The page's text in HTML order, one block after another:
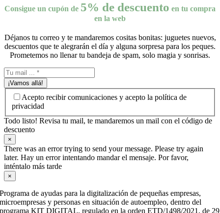
Consigue un cupón de 5% de descuento en tu compra
en la web
Déjanos tu correo y te mandaremos cositas bonitas: juguetes nuevos,
descuentos que te alegrarán el día y alguna sorpresa para los peques.
Prometemos no llenar tu bandeja de spam, solo magia y sonrisas.
¡Vamos allá!
Acepto recibir comunicaciones y acepto la política de
privacidad
Todo listo! Revisa tu mail, te mandaremos un mail con el código de
descuento
×
There was an error trying to send your message. Please try again
later. Hay un error intentando mandar el mensaje. Por favor,
inténtalo más tarde
×
Programa de ayudas para la digitalización de pequeñas empresas,
microempresas y personas en situación de autoempleo, dentro del
programa KIT DIGITAL, regulado en la orden ETD/1498/2021, de 29